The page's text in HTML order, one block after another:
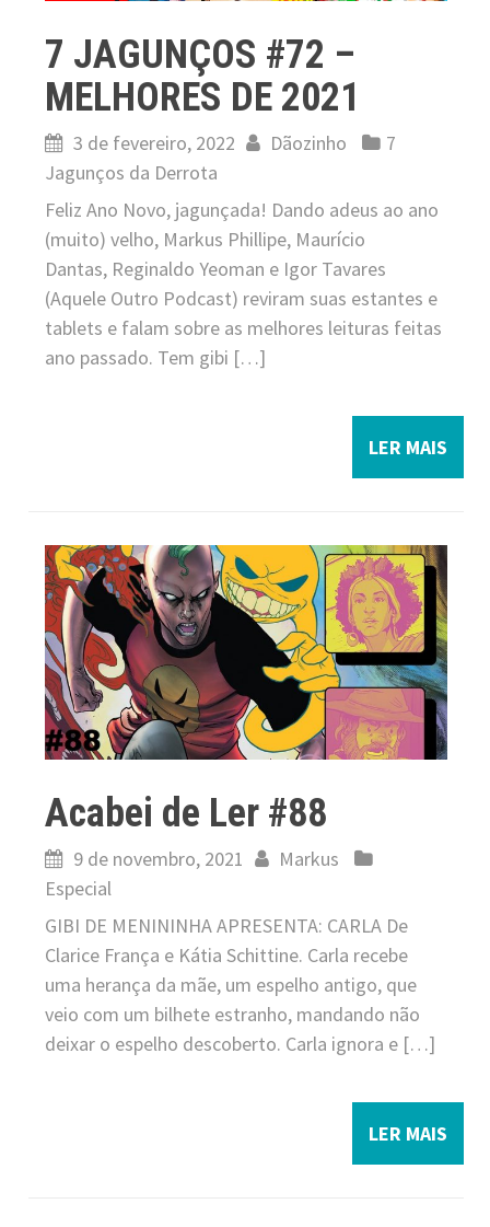
7 JAGUNÇOS #72 –
MELHORES DE 2021
3 de fevereiro, 2022 Dãozinho
7
Jagunços da Derrota
Feliz Ano Novo, jagunçada! Dando adeus ao ano
(muito) velho, Markus Phillipe, Maurício
Dantas, Reginaldo Yeoman e Igor Tavares
(Aquele Outro Podcast) reviram suas estantes e
tablets e falam sobre as melhores leituras feitas
ano passado. Tem gibi […]
LER MAIS
Acabei de Ler #88
9 de novembro, 2021
Markus
Especial
GIBI DE MENININHA APRESENTA: CARLA De
Clarice França e Kátia Schittine. Carla recebe
uma herança da mãe, um espelho antigo, que
veio com um bilhete estranho, mandando não
deixar o espelho descoberto. Carla ignora e […]
LER MAIS